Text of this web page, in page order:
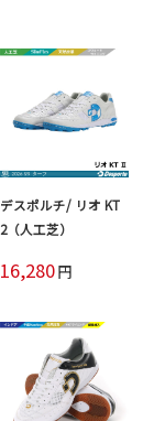
デスポルチ/ リオ KT
2（人工芝）
16,280円